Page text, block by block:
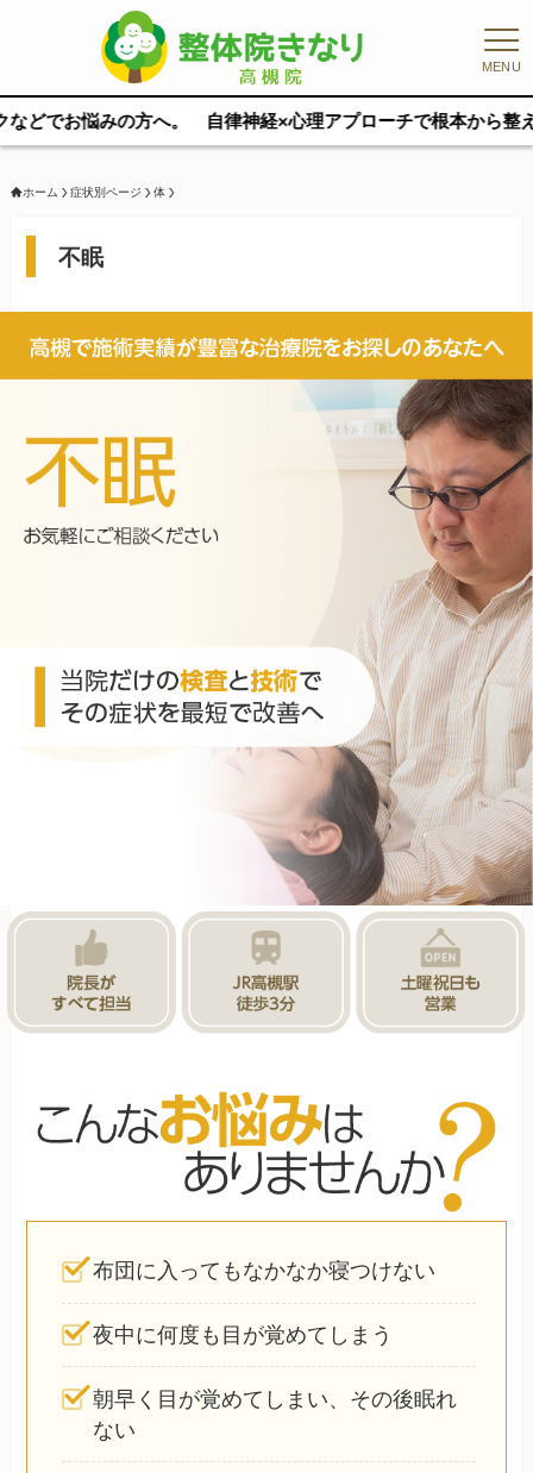
MENU
へ。 自律神経×心理アプローチで根本から整えます。 完全
ホーム 症状別ページ 体
不眠
布団に入ってもなかなか寝つけない
夜中に何度も目が覚めてしまう
朝早く目が覚めてしまい、その後眠れ
ない